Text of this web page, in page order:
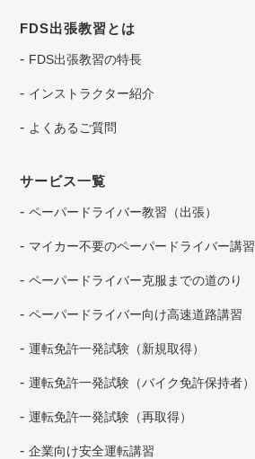
FDS出張教習とは
FDS出張教習の特長
インストラクター紹介
よくあるご質問
サービス一覧
ペーパードライバー教習（出張）
マイカー不要のペーパードライバー講習
ペーパードライバー克服までの道のり
ペーパードライバー向け高速道路講習
運転免許一発試験（新規取得）
運転免許一発試験（バイク免許保持者）
運転免許一発試験（再取得）
企業向け安全運転講習